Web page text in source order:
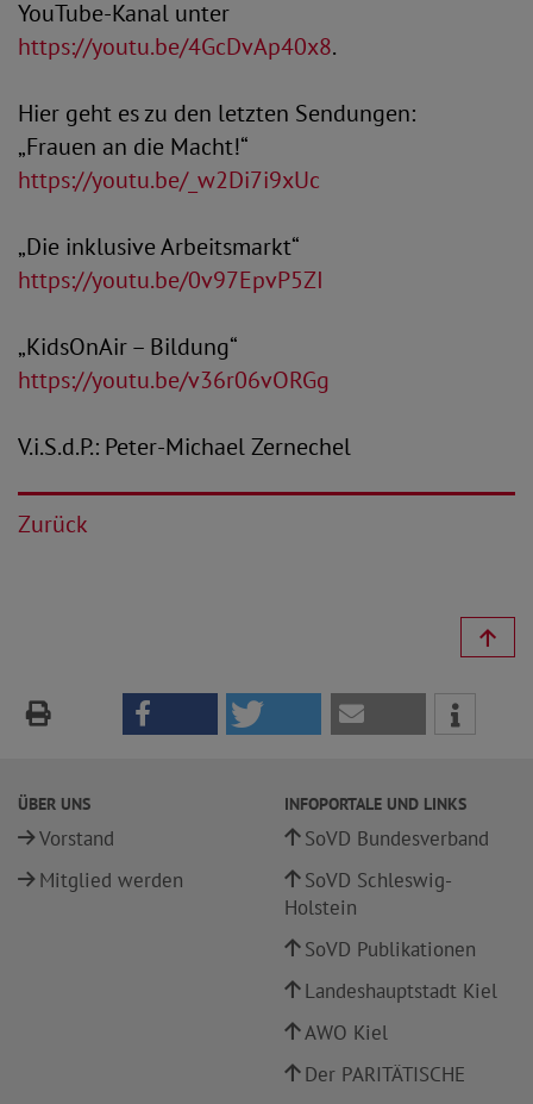
YouTube-Kanal unter
https://youtu.be/4GcDvAp40x8.
Hier geht es zu den letzten Sendungen:
„Frauen an die Macht!“
https://youtu.be/_w2Di7i9xUc
„Die inklusive Arbeitsmarkt“
https://youtu.be/0v97EpvP5ZI
„KidsOnAir – Bildung“
https://youtu.be/v36r06vORGg
V.i.S.d.P.: Peter-Michael Zernechel
Zurück
ÜBER UNS
Vorstand
Mitglied werden
INFOPORTALE UND LINKS
SoVD Bundesverband
SoVD Schleswig-
Holstein
SoVD Publikationen
Landeshauptstadt Kiel
AWO Kiel
Der PARITÄTISCHE